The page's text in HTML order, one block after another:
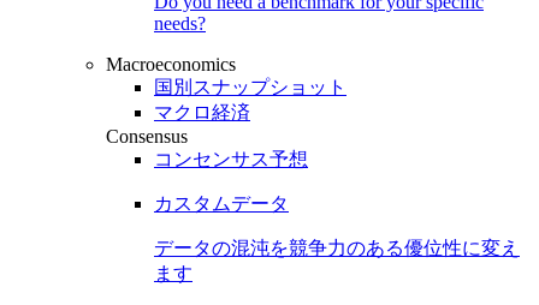
needs?
Macroeconomics
国別スナップショット
マクロ経済
Consensus
コンセンサス予想
カスタムデータ
データの混沌を競争力のある優位性に変え
ます